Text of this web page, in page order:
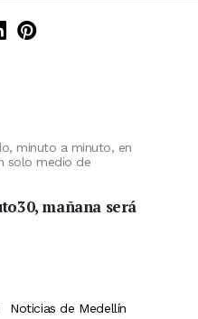
X (Twitter)
en TikTok
de Minuto30 en
Minuto30 en LinkedIn
Minuto30 en
minuto a minuto, en
solo medio de
mañana será
Noticias de Medellín